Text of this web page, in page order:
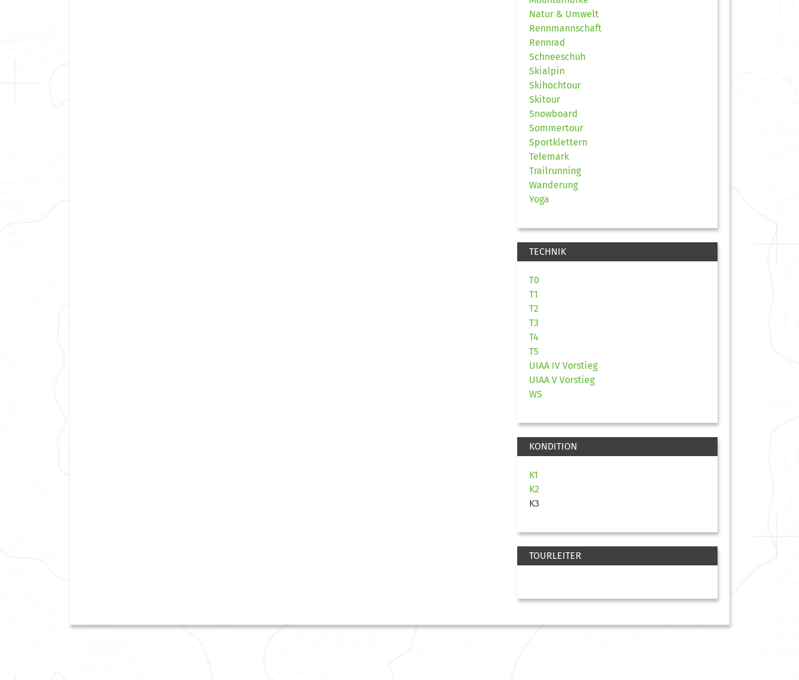
Natur & Umwelt
Rennmannschaft
Rennrad
Schneeschuh
Skialpin
Skihochtour
Skitour
Snowboard
Sommertour
Sportklettern
Telemark
Trailrunning
Wanderung
Yoga
TECHNIK
T0
T1
T2
T3
T4
T5
UIAA IV Vorstieg
UIAA V Vorstieg
WS
KONDITION
K1
K2
K3
TOURLEITER